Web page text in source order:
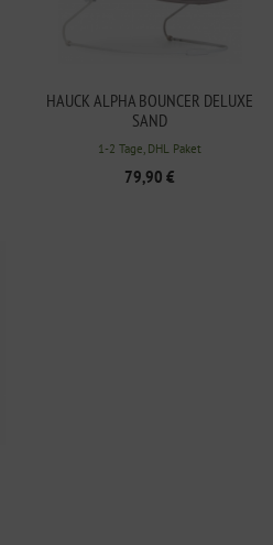
HAUCK ALPHA BOUNCER DELUXE
SAND
1-2 Tage, DHL Paket
79,90 €